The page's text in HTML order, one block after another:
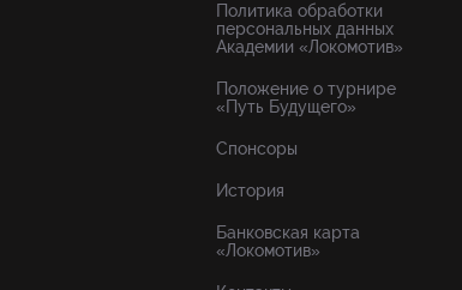
Политика обработки
персональных данных
Академии «Локомотив»
Положение о турнире
«Путь Будущего»
Спонсоры
История
Банковская карта
«Локомотив»